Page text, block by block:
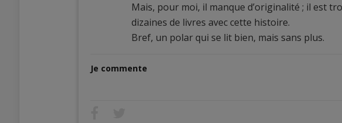
Mais, pour moi, il manque d’originalité ; il est
dizaines de livres avec cette histoire.
Bref, un polar qui se lit bien, mais sans plus.
Je commente